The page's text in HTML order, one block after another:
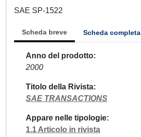
SAE SP-1522
Scheda breve Scheda completa
Anno del prodotto
2000
Titolo della Rivista
SAE TRANSACTIONS
Appare nelle tipologie
1.1 Articolo in rivista